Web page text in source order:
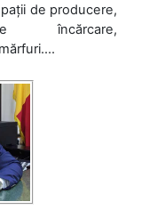
de producere,
încărcare,